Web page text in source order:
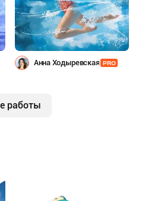
Анна Ходыревская PRO
работы